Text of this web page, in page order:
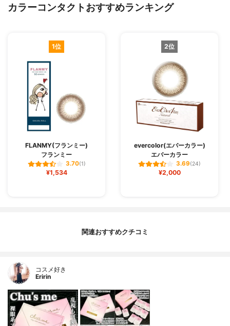
カラーコンタクトおすすめランキング
1位
FLANMY(フランミー)
フランミー
3.70(1)
¥1,534
2位
evercolor(エバーカラー)
エバーカラー
3.69(24)
¥2,000
関連おすすめクチコミ
コスメ好き
Eririn